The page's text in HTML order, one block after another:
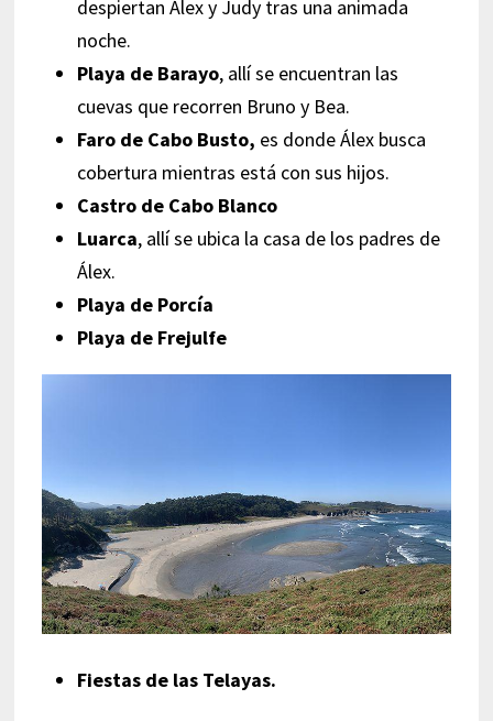
despiertan Álex y Judy tras una animada
noche.
Playa de Barayo, allí se encuentran las
cuevas que recorren Bruno y Bea.
Faro de Cabo Busto, es donde Álex busca
cobertura mientras está con sus hijos.
Castro de Cabo Blanco
Luarca, allí se ubica la casa de los padres de
Álex.
Playa de Porcía
Playa de Frejulfe
Fiestas de las Telayas.